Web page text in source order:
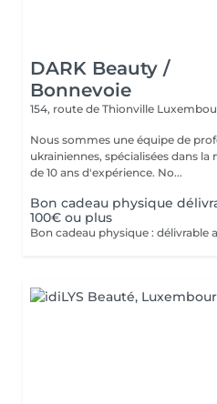
DARK Beauty /
Bonnevoie
154, route de Thionville
Nous sommes une équipe de
ukrainiennes, spécialisées dans
de 10 ans d'expérience. No...
Bon cadeau physique
100€ ou plus